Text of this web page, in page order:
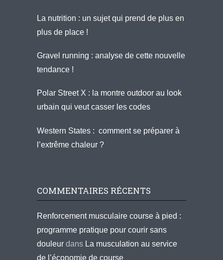
La nutrition : un sujet qui prend de plus en
plus de place !
Gravel running : analyse de cette nouvelle
tendance !
Polar Street X : la montre outdoor au look
urbain qui veut casser les codes
Western States : comment se préparer à
l’extrême chaleur ?
COMMENTAIRES RÉCENTS
Renforcement musculaire course à pied :
programme pratique pour courir sans
douleur dans La musculation au service
de l’économie de course